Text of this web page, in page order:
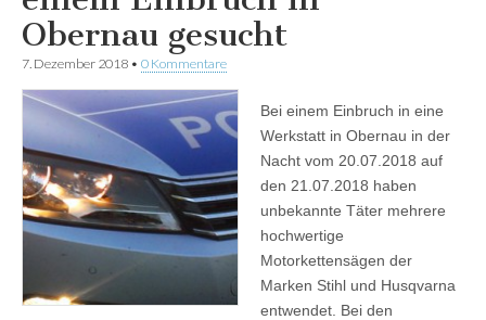
Obernau gesucht
7. Dezember 2018 • 0 Kommentare
Bei einem Einbruch in eine
Werkstatt in Obernau in der
Nacht vom 20.07.2018 auf
den 21.07.2018 haben
unbekannte Täter mehrere
hochwertige
Motorkettensägen der
Marken Stihl und Husqvarna
entwendet. Bei den